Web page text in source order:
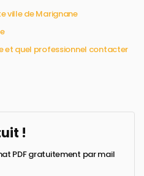
ville de Marignane
et quel professionnel contacter
!
PDF gratuitement par mail